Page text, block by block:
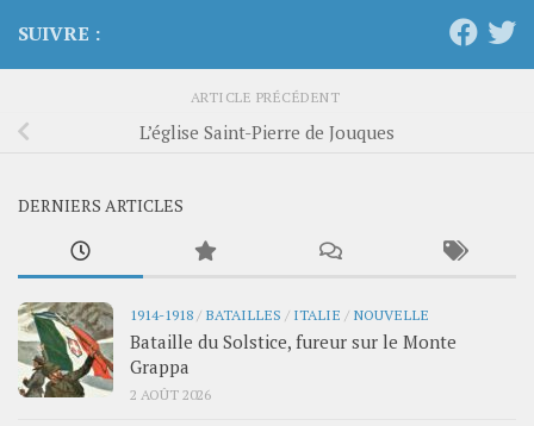
SUIVRE :
ARTICLE PRÉCÉDENT
L’église Saint-Pierre de Jouques
DERNIERS ARTICLES
1914-1918 / BATAILLES / ITALIE / NOUVELLE
Bataille du Solstice, fureur sur le Monte
Grappa
2 AOÛT 2026